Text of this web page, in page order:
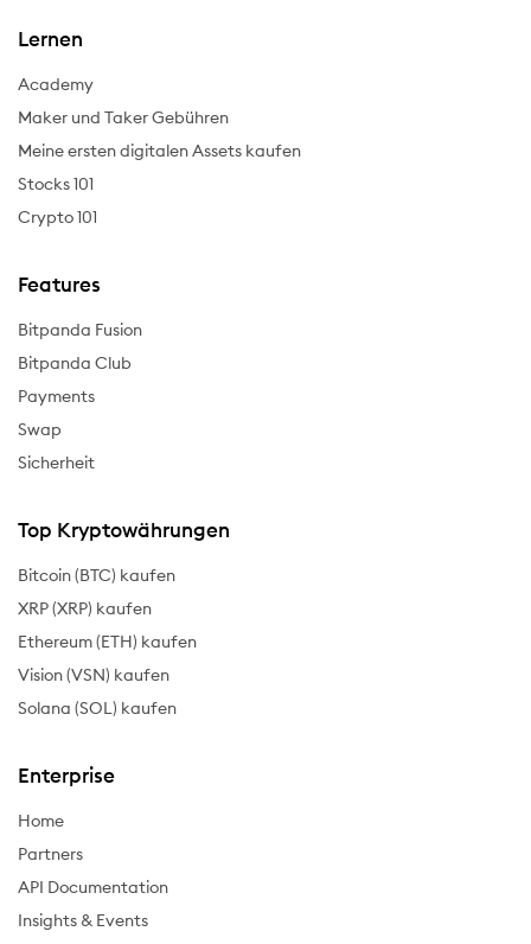
Lernen
Academy
Maker und Taker Gebühren
Meine ersten digitalen Assets kaufen
Stocks 101
Crypto 101
Features
Bitpanda Fusion
Bitpanda Club
Payments
Swap
Sicherheit
Top Kryptowährungen
Bitcoin (BTC) kaufen
XRP (XRP) kaufen
Ethereum (ETH) kaufen
Vision (VSN) kaufen
Solana (SOL) kaufen
Enterprise
Home
Partners
API Documentation
Insights & Events